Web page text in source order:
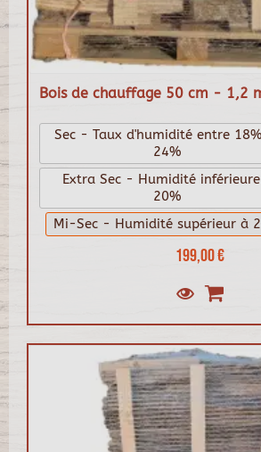
Bois de chauffage 50 cm - 1,2
199,00 €
Sec - Taux d'humidité entre
24%
Extra Sec - Humidité
20%
Mi-Sec - Humidité supérieur à